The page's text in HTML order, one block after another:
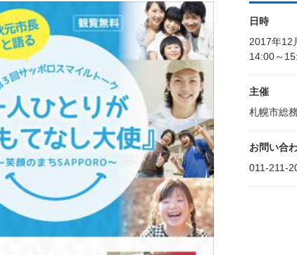
日時
2017年12
14:00～
主催
札幌市総
お問い合
011-211-